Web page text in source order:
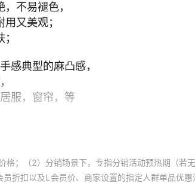
；（2）分销场景下，专指分销活动预热期（若
折扣以及L会员价、商家设置的指定人群单品优